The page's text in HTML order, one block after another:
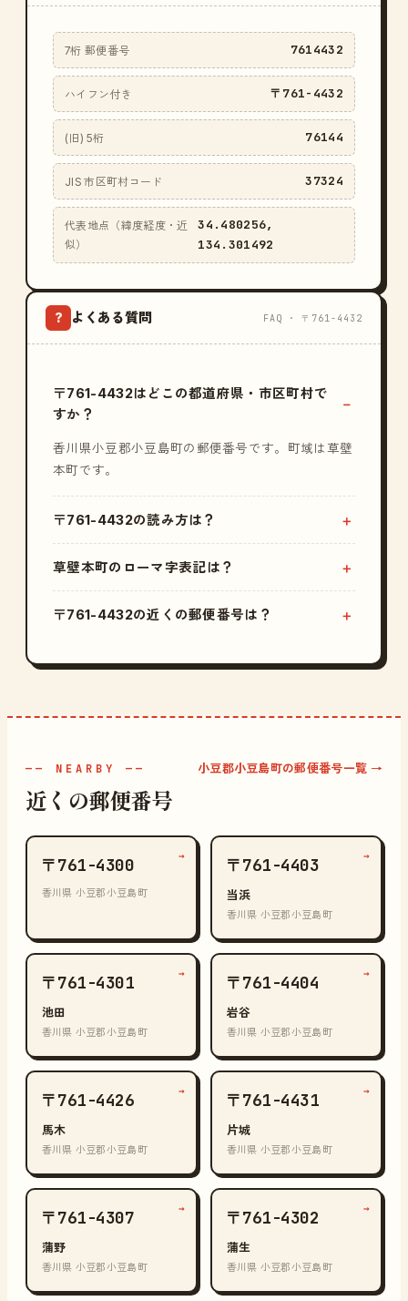
7桁 郵便番号 7614432
ハイフン付き 〒761-4432
(旧) 5桁 76144
JIS 市区町村コード 37324
代表地点（緯度経度・近
似）
34.480256,
134.301492
? よくある質問 FAQ · 〒761-4432
〒761-4432はどこの都道府県・市区町村で
すか？
香川県小豆郡小豆島町の郵便番号です。町域は草壁
本町です。
〒761-4432の読み方は？
草壁本町のローマ字表記は？
〒761-4432の近くの郵便番号は？
—— NEARBY ——
近くの郵便番号
小豆郡小豆島町の郵便番号一覧 →
〒761-4300
香川県 小豆郡小豆島町
→ 〒761-4403
当浜
香川県 小豆郡小豆島町
→
〒761-4301
池田
香川県 小豆郡小豆島町
→ 〒761-4404
岩谷
香川県 小豆郡小豆島町
→
〒761-4426
馬木
香川県 小豆郡小豆島町
→ 〒761-4431
片城
香川県 小豆郡小豆島町
→
〒761-4307
蒲野
香川県 小豆郡小豆島町
→ 〒761-4302
蒲生
香川県 小豆郡小豆島町
→